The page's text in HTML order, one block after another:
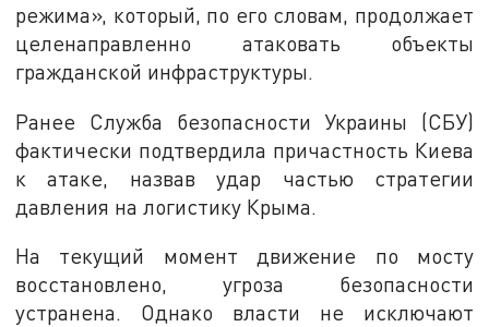
режима», который, по его словам, продолжает
целенаправленно атаковать объекты
гражданской инфраструктуры.
Ранее Служба безопасности Украины (СБУ)
фактически подтвердила причастность Киева
к атаке, назвав удар частью стратегии
давления на логистику Крыма.
На текущий момент движение по мосту
восстановлено, угроза безопасности
устранена. Однако власти не исключают